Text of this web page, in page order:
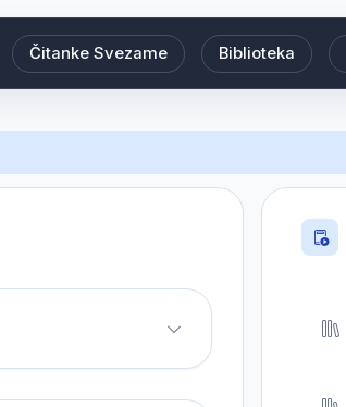
Čitanke Svezame Biblioteka